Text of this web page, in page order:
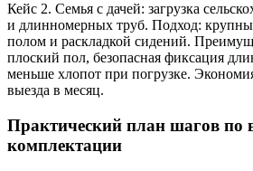
Кейс 2. Семья с дачей: загрузка
и длинномерных труб. Подход:
полом и раскладкой сидений.
плоский пол, безопасная фиксация
меньше хлопот при погрузке.
выезда в месяц.
Практический план шагов по
комплектации